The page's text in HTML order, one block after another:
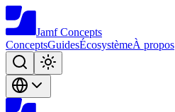
Jamf Concepts
ConceptsGuidesÉcosystèmeÀ propos